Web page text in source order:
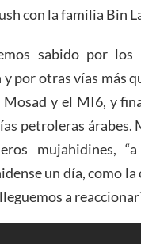
con la familia Bin
sabido por los
y por otras vías más
Mosad y el MI6, y
petroleras árabes.
mujahidines,
un día, como
a